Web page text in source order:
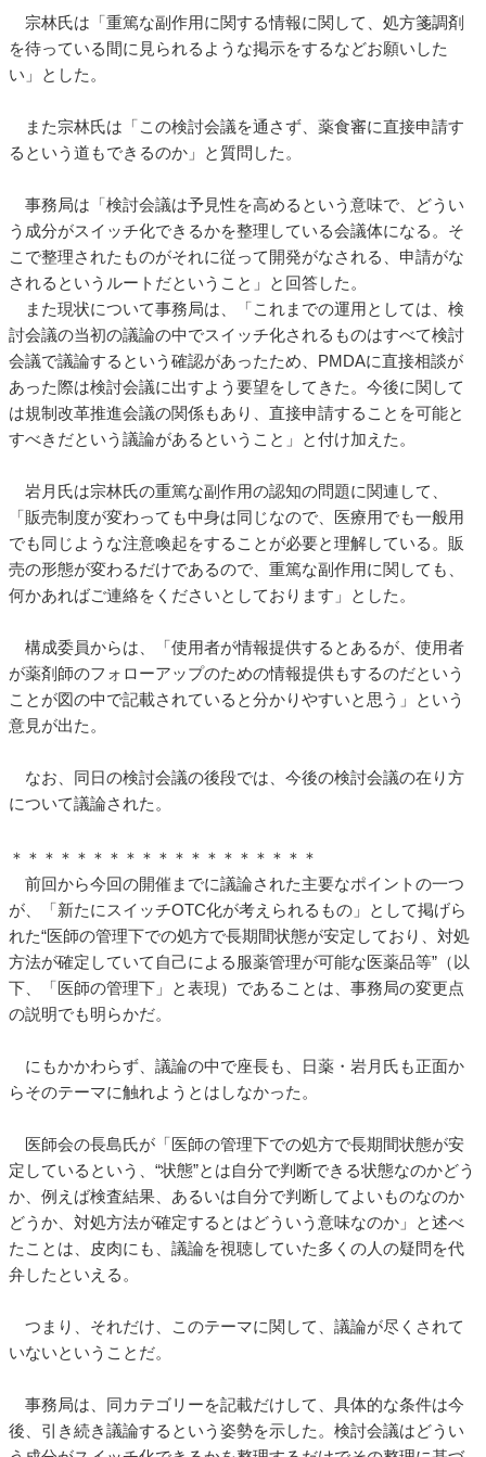
宗林氏は「重篤な副作用に関する情報に関して、処方箋調剤
を待っている間に見られるような掲示をするなどお願いした
い」とした。
また宗林氏は「この検討会議を通さず、薬食審に直接申請す
るという道もできるのか」と質問した。
事務局は「検討会議は予見性を高めるという意味で、どうい
う成分がスイッチ化できるかを整理している会議体になる。そ
こで整理されたものがそれに従って開発がなされる、申請がな
されるというルートだということ」と回答した。
また現状について事務局は、「これまでの運用としては、検
討会議の当初の議論の中でスイッチ化されるものはすべて検討
会議で議論するという確認があったため、PMDAに直接相談が
あった際は検討会議に出すよう要望をしてきた。今後に関して
は規制改革推進会議の関係もあり、直接申請することを可能と
すべきだという議論があるということ」と付け加えた。
岩月氏は宗林氏の重篤な副作用の認知の問題に関連して、
「販売制度が変わっても中身は同じなので、医療用でも一般用
でも同じような注意喚起をすることが必要と理解している。販
売の形態が変わるだけであるので、重篤な副作用に関しても、
何かあればご連絡をくださいとしております」とした。
構成委員からは、「使用者が情報提供するとあるが、使用者
が薬剤師のフォローアップのための情報提供もするのだという
ことが図の中で記載されていると分かりやすいと思う」という
意見が出た。
なお、同日の検討会議の後段では、今後の検討会議の在り方
について議論された。
＊＊＊＊＊＊＊＊＊＊＊＊＊＊＊＊＊＊＊
前回から今回の開催までに議論された主要なポイントの一つ
が、「新たにスイッチOTC化が考えられるもの」として掲げら
れた“医師の管理下での処方で長期間状態が安定しており、対処
方法が確定していて自己による服薬管理が可能な医薬品等”（以
下、「医師の管理下」と表現）であることは、事務局の変更点
の説明でも明らかだ。
にもかかわらず、議論の中で座長も、日薬・岩月氏も正面か
らそのテーマに触れようとはしなかった。
医師会の長島氏が「医師の管理下での処方で長期間状態が安
定しているという、“状態”とは自分で判断できる状態なのかどう
か、例えば検査結果、あるいは自分で判断してよいものなのか
どうか、対処方法が確定するとはどういう意味なのか」と述べ
たことは、皮肉にも、議論を視聴していた多くの人の疑問を代
弁したといえる。
つまり、それだけ、このテーマに関して、議論が尽くされて
いないということだ。
事務局は、同カテゴリーを記載だけして、具体的な条件は今
後、引き続き議論するという姿勢を示した。検討会議はどうい